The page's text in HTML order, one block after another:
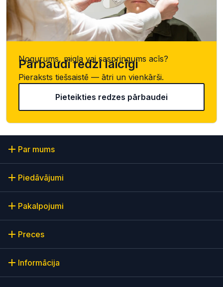
Nogurums, migla vai saspringums acīs?
Pārbaudi redzi laicīgi
Pieraksts tiešsaistē — ātri un vienkārši.
Pieteikties redzes pārbaudei
Par mums
Piedāvājumi
Pakalpojumi
Preces
Informācija